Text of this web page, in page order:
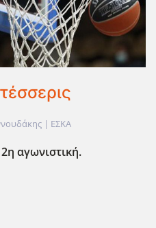
| ΕΣΚΑ
αγωνιστική.